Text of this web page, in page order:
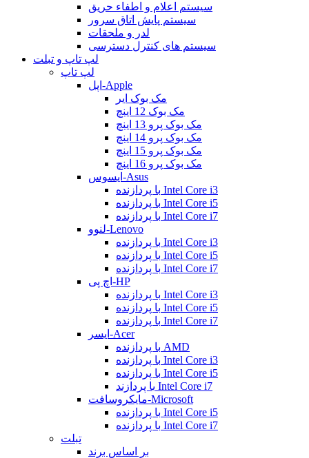
سیستم اعلام و اطفاء حریق
سیستم پایش اتاق سرور
لدر و ملحقات
سیستم های کنترل دسترسی
لپ تاپ و تبلت
لپ تاپ
اپل-Apple
مک بوک ایر
مک بوک 12 اینچ
مک بوک پرو 13 اینچ
مک بوک پرو 14 اینچ
مک بوک پرو 15 اینچ
مک بوک پرو 16 اینچ
ایسوس-Asus
با پردازنده Intel Core i3
با پردازنده Intel Core i5
با پردازنده Intel Core i7
لنوو-Lenovo
با پردازنده Intel Core i3
با پردازنده Intel Core i5
با پردازنده Intel Core i7
اچ پی-HP
با پردازنده Intel Core i3
با پردازنده Intel Core i5
با پردازنده Intel Core i7
ایسر-Acer
با پردازنده AMD
با پردازنده Intel Core i3
با پردازنده Intel Core i5
با پردازند Intel Core i7
مایکروسافت-Microsoft
با پردازنده Intel Core i5
با پردازنده Intel Core i7
تبلت
بر اساس برند